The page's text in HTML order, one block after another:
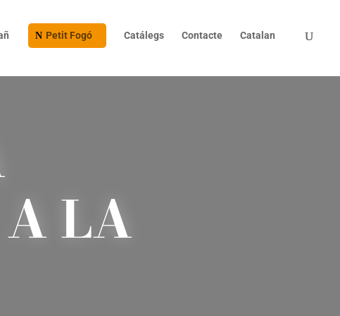
Petit Fogó Catálegs Contacte Catalan
LA